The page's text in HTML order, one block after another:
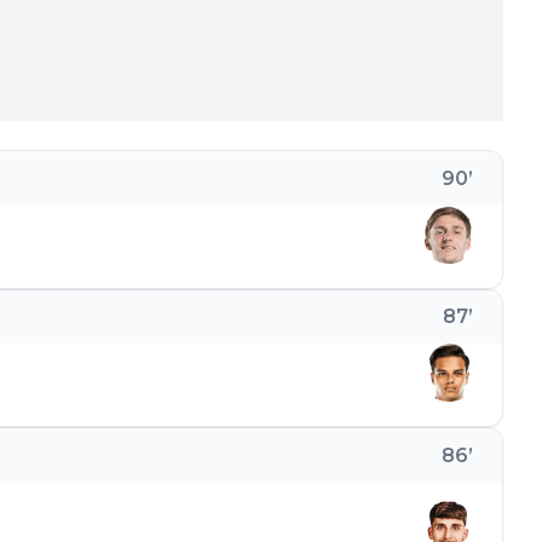
86’
87’
90’